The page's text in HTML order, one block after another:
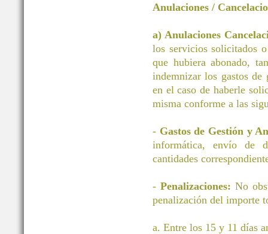
Anulaciones /
a) Anulaciones
los servicios solicitados
que hubiera abonado,
indemnizar los gastos
en el caso de haberle
misma conforme a las
- Gastos de Gestión y
informática, envío de
cantidades
- Penalizaciones: No
penalización del importe
a. Entre los 15 y 11 días